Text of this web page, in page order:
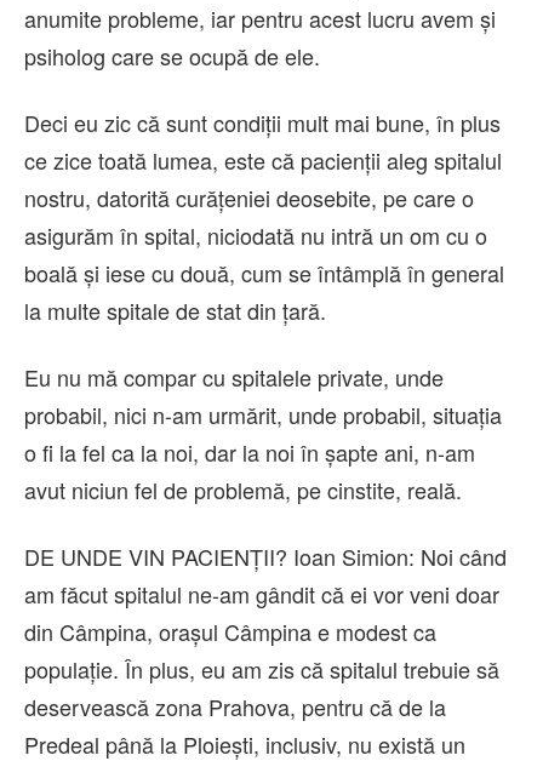
anumite probleme, iar pentru acest lucru avem și
psiholog care se ocupă de ele.
Deci eu zic că sunt condiții mult mai bune, în plus
ce zice toată lumea, este că pacienții aleg spitalul
nostru, datorită curățeniei deosebite, pe care o
asigurăm în spital, niciodată nu intră un om cu o
boală și iese cu două, cum se întâmplă în general
la multe spitale de stat din țară.
Eu nu mă compar cu spitalele private, unde
probabil, nici n-am urmărit, unde probabil, situația
o fi la fel ca la noi, dar la noi în șapte ani, n-am
avut niciun fel de problemă, pe cinstite, reală.
DE UNDE VIN PACIENȚII? Ioan Simion: Noi când
am făcut spitalul ne-am gândit că ei vor veni doar
din Câmpina, orașul Câmpina e modest ca
populație. În plus, eu am zis că spitalul trebuie să
deservească zona Prahova, pentru că de la
Predeal până la Ploiești, inclusiv, nu există un